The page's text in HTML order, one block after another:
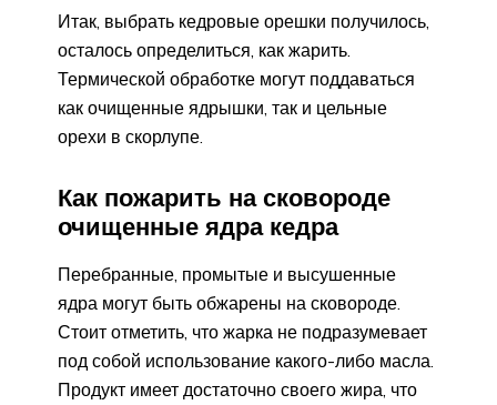
Итак, выбрать кедровые орешки получилось,
осталось определиться, как жарить.
Термической обработке могут поддаваться
как очищенные ядрышки, так и цельные
орехи в скорлупе.
Как пожарить на сковороде
очищенные ядра кедра
Перебранные, промытые и высушенные
ядра могут быть обжарены на сковороде.
Стоит отметить, что жарка не подразумевает
под собой использование какого-либо масла.
Продукт имеет достаточно своего жира, что